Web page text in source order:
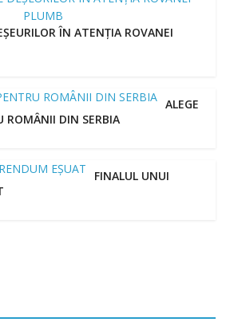
ÎN ATENȚIA ROVANEI
ALEGE
ROMÂNII DIN SERBIA
FINALUL UNUI